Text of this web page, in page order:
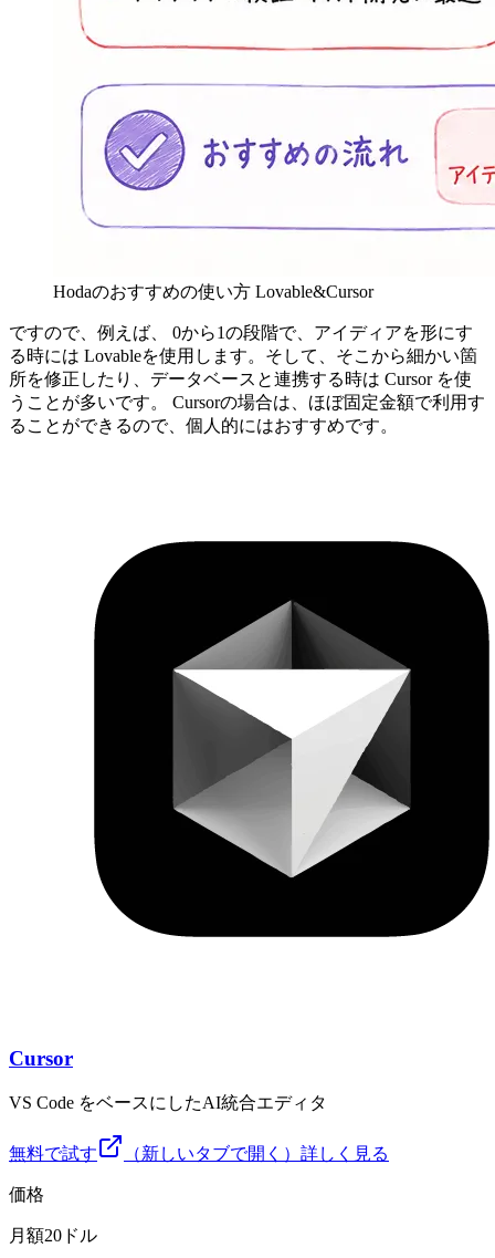
Hodaのおすすめの使い方 Lovable&Cursor
ですので、例えば、 0から1の段階で、アイディアを形にす
る時には Lovableを使用します。そして、そこから細かい箇
所を修正したり、データベースと連携する時は Cursor を使
うことが多いです。 Cursorの場合は、ほぼ固定金額で利用す
ることができるので、個人的にはおすすめです。
Cursor
VS Code をベースにしたAI統合エディタ
無料で試す （新しいタブで開く） 詳しく見る
価格
月額20ドル